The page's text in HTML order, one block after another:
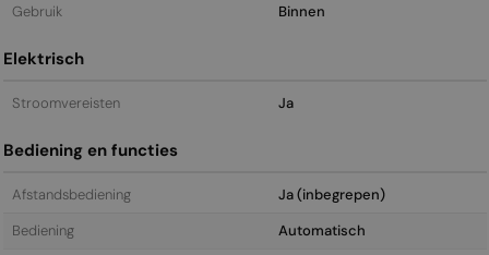
Gebruik Binnen
Elektrisch
Stroomvereisten Ja
Bediening en functies
Afstandsbediening
Ja (inbegrepen)
Bediening
Automatisch